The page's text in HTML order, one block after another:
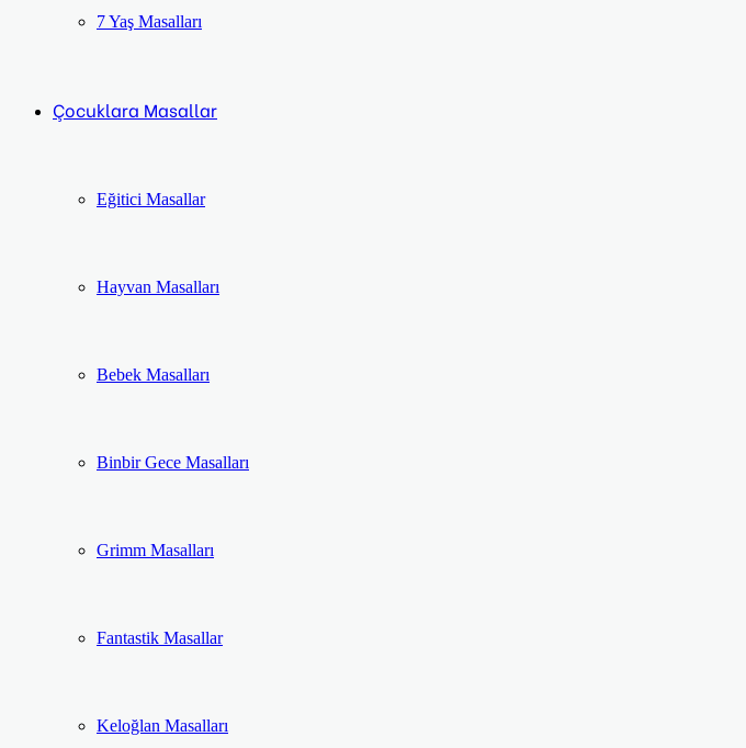
7 Yaş Masalları
Çocuklara Masallar
Eğitici Masallar
Hayvan Masalları
Bebek Masalları
Binbir Gece Masalları
Grimm Masalları
Fantastik Masallar
Keloğlan Masalları